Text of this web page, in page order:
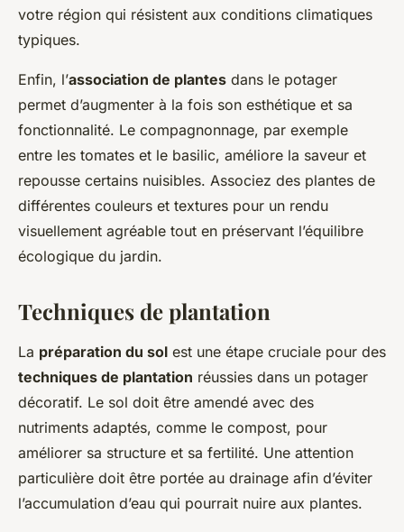
votre région qui résistent aux conditions climatiques
typiques.
Enfin, l’association de plantes dans le potager
permet d’augmenter à la fois son esthétique et sa
fonctionnalité. Le compagnonnage, par exemple
entre les tomates et le basilic, améliore la saveur et
repousse certains nuisibles. Associez des plantes de
différentes couleurs et textures pour un rendu
visuellement agréable tout en préservant l’équilibre
écologique du jardin.
Techniques de plantation
La préparation du sol est une étape cruciale pour des
techniques de plantation réussies dans un potager
décoratif. Le sol doit être amendé avec des
nutriments adaptés, comme le compost, pour
améliorer sa structure et sa fertilité. Une attention
particulière doit être portée au drainage afin d’éviter
l’accumulation d’eau qui pourrait nuire aux plantes.